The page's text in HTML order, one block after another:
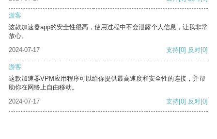
游客
这款加速器app的安全性很高，使用过程中不会泄露个人信息，让我非常
放心。
2024-07-17
支持[0] 反对[0]
游客
这款加速器VPM应用程序可以给你提供最高速度和安全性的连接，并帮
助你在网络上自由移动。
2024-07-17
支持[0] 反对[0]